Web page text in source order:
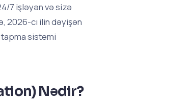
7 işləyən və sizə
2026-cı ilin dəyişən
tapma sistemi
Nədir?